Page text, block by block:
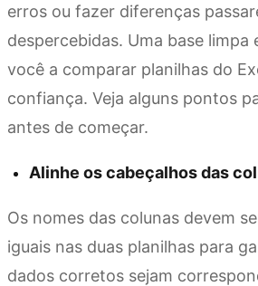
erros ou fazer diferenças
despercebidas. Uma base limpa
você a comparar planilhas do
confiança. Veja alguns pontos
antes de começar.
Alinhe os cabeçalhos das
Os nomes das colunas devem
iguais nas duas planilhas para
dados corretos sejam